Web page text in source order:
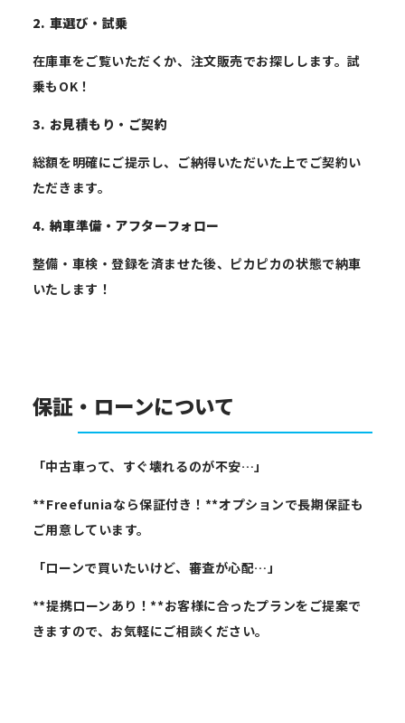
2. 車選び・試乗
在庫車をご覧いただくか、注文販売でお探しします。試
乗もOK！
3. お見積もり・ご契約
総額を明確にご提示し、ご納得いただいた上でご契約い
ただきます。
4. 納車準備・アフターフォロー
整備・車検・登録を済ませた後、ピカピカの状態で納車
いたします！
保証・ローンについて
「中古車って、すぐ壊れるのが不安…」
**Freefuniaなら保証付き！**オプションで長期保証も
ご用意しています。
「ローンで買いたいけど、審査が心配…」
**提携ローンあり！**お客様に合ったプランをご提案で
きますので、お気軽にご相談ください。